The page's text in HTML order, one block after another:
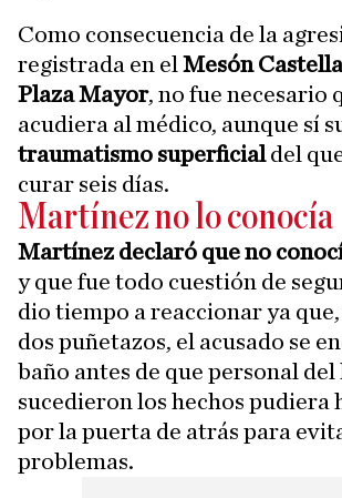
Como consecuencia de la
registrada en el Mesón
Plaza Mayor, no fue necesario
acudiera al médico, aunque sí
traumatismo superficialdel
curar seis días.
Martínez no lo conocía
Martínez declaró que no
y que fue todo cuestión de
dio tiempo a reaccionar ya
dos puñetazos, el acusado se
baño antes de que personal
sucedieron los hechos pudiera
por la puerta de atrás para
problemas.